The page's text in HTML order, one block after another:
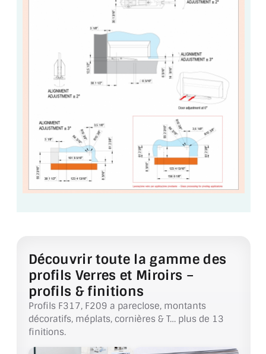
VERRE ANTI-REFLET
VERRE LAQUÉ/CRÉDENCE
VERRE FEUILLETÉ/TREMPÉ
DALLE DE SOL EN VERRE
GARDE CORPS EN VERRE
VERRIÈRE TYPE ATELIER
VERRES TEXTURÉS
ACCESSOIRES & QUINCAILLERIE
CATALOGUE DE PROFILS ET FIXATION DU
VERRE
LES FIXATIONS POUR MIROIR
Découvrir toute la gamme des
profils Verres et Miroirs –
profils & finitions
Profils F317, F209 a pareclose, montants
décoratifs, méplats, cornières & T… plus de 13
finitions.